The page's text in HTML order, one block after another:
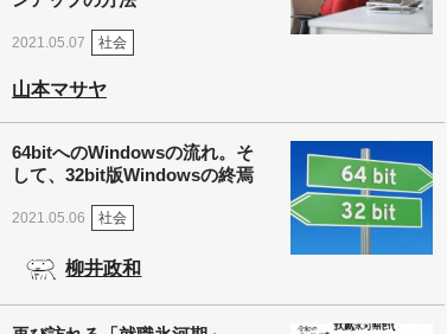
2021.05.07 社会
山本マサヤ
64bitへのWindowsの流れ。そ
して、32bit版Windowsの終焉
2021.05.06 社会
柳井政和